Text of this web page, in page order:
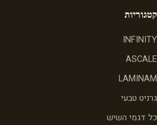
קטגוריות
INFINITY
ASCALE
LAMINAM
גרניט טבעי
כל דגמי השיש